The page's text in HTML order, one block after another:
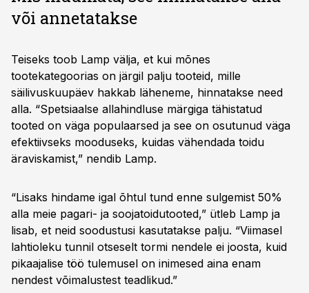
või annetatakse
Teiseks toob Lamp välja, et kui mõnes
tootekategoorias on järgil palju tooteid, mille
säilivuskuupäev hakkab läheneme, hinnatakse need
alla. “Spetsiaalse allahindluse märgiga tähistatud
tooted on väga populaarsed ja see on osutunud väga
efektiivseks mooduseks, kuidas vähendada toidu
äraviskamist,” nendib Lamp.
“Lisaks hindame igal õhtul tund enne sulgemist 50%
alla meie pagari- ja soojatoidutooted,” ütleb Lamp ja
lisab, et neid soodustusi kasutatakse palju. “Viimasel
lahtioleku tunnil otseselt tormi nendele ei joosta, kuid
pikaajalise töö tulemusel on inimesed aina enam
nendest võimalustest teadlikud.”